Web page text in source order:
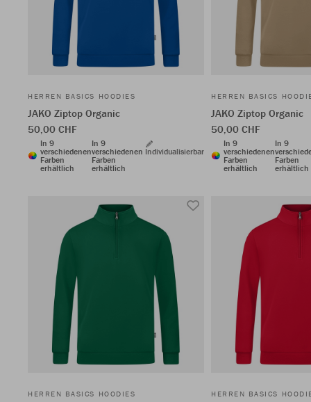
HERREN BASICS HOODIES
JAKO Ziptop Organic
50,00 CHF
In 9
verschiedenen
Farben
erhältlich
In 9
verschiedenen
Farben
erhältlich
Individualisierbar
HERREN BASICS
JAKO Ziptop Organic
50,00 CHF
In 9
verschiedenen
Farben
erhältlich
In 9
Farben
erhältlich
HERREN BASICS HOODIES HERREN BASICS